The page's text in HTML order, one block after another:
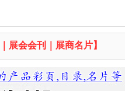
展会会刊｜展商名片】